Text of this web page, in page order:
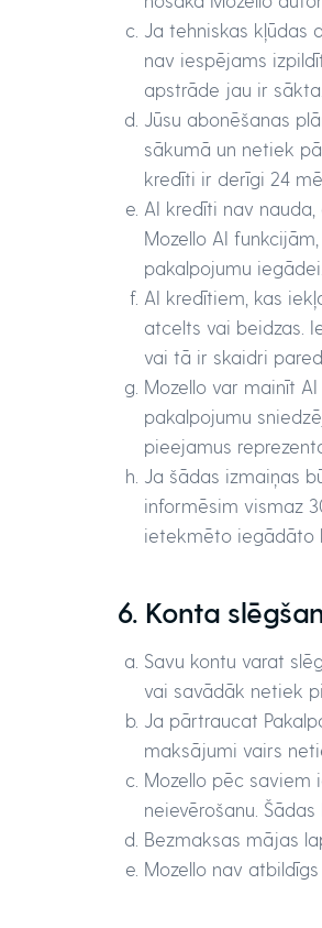
Ja tehniskas kļūdas
nav iespējams
apstrāde jau ir sākta.
Jūsu abonēšanas
sākumā un netiek
kredīti ir derīgi 24
AI kredīti nav
Mozello AI
pakalpojumu iegādei.
AI kredītiem, kas
atcelts vai beidzas.
vai tā ir skaidri
Mozello var mainīt
pakalpojumu
pieejamus
Ja šādas izmaiņas
informēsim vismaz
ietekmēto iegādāto
6. Konta
Savu kontu varat
vai savādāk netiek
Ja pārtraucat
maksājumi vairs
Mozello pēc saviem
neievērošanu.
Bezmaksas mājas
Mozello nav